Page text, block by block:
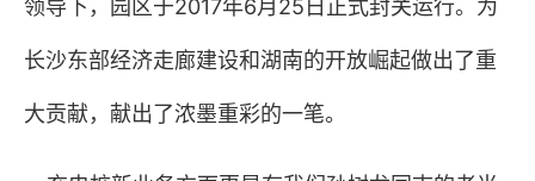
领导下，园区于2017年6月 25 日正式封关运行。为
长沙东部经济走廊建设和湖南的开放崛起做出了重
大贡献，献出了浓墨重彩的一笔。